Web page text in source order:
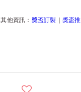
其他資訊： 獎盃訂製 獎盃